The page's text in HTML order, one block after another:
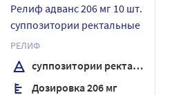
Релиф адванс 206 мг 10 шт.
суппозитории ректальные
РЕЛИФ
суппозитории ректальные
Дозировка 206 мг